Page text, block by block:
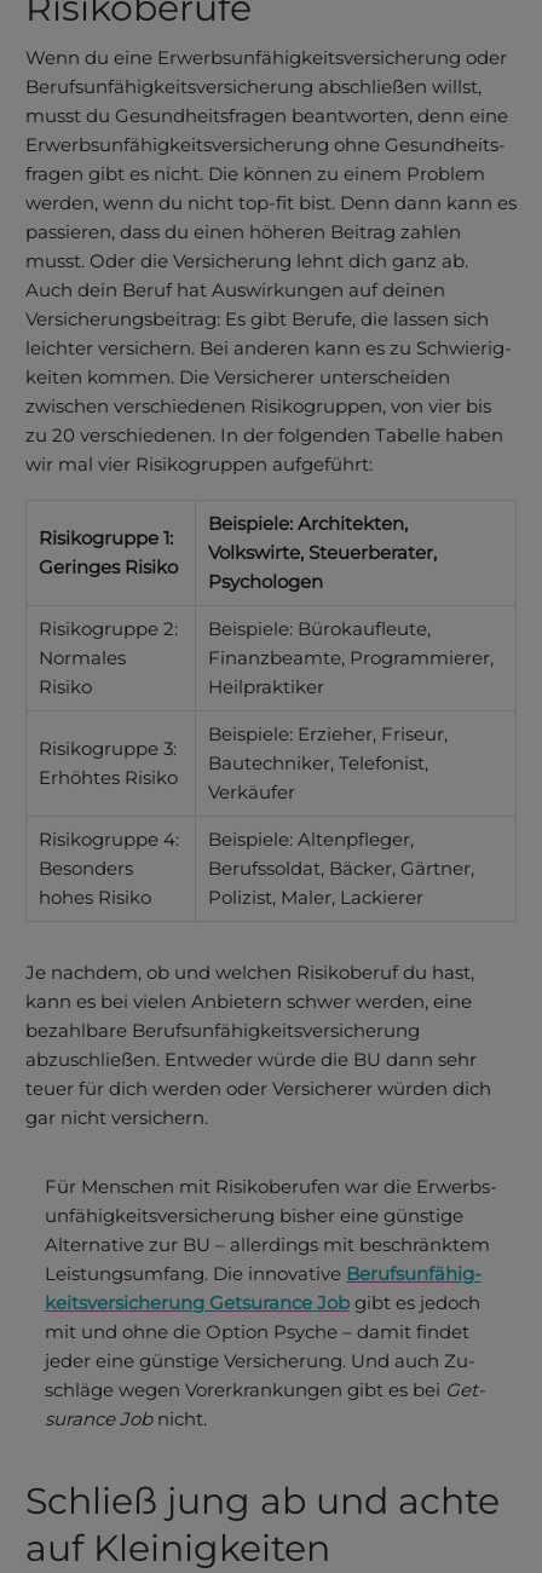
Wenn du eine Erwerbs­unfähig­keits­ver­siche­rung oder
Berufs­unfähigkeits­versicherung abschließen willst,
musst du Gesundheits­fragen beantworten, denn eine
Erwerbs­unfähig­keits­ver­siche­rung ohne Gesund­heits­
fragen gibt es nicht. Die können zu einem Problem
werden, wenn du nicht top-fit bist. Denn dann kann es
passieren, dass du einen höheren Beitrag zahlen
musst. Oder die Versicherung lehnt dich ganz ab.
Auch dein Beruf hat Auswirkungen auf deinen
Versicherungsbeitrag: Es gibt Berufe, die lassen sich
leichter versichern. Bei anderen kann es zu Schwierig­
keiten kommen. Die Versicherer unterscheiden
zwischen verschiedenen Risiko­gruppen, von vier bis
zu 20 verschiedenen. In der folgenden Tabelle haben
wir mal vier Risiko­gruppen aufgeführt:
Risikogruppe 1:
Geringes Risiko
Beispiele: Architekten,
Volkswirte, Steuerberater,
Psychologen
Risikogruppe 2:
Normales
Risiko
Beispiele: Bürokaufleute,
Finanzbeamte, Programmierer,
Heilpraktiker
Risikogruppe 3:
Erhöhtes Risiko
Beispiele: Erzieher, Friseur,
Bautechniker, Telefonist,
Verkäufer
Risikogruppe 4:
Besonders
hohes Risiko
Beispiele: Altenpfleger,
Berufssoldat, Bäcker, Gärtner,
Polizist, Maler, Lackierer
Je nachdem, ob und welchen Risikoberuf du hast,
kann es bei vielen Anbietern schwer werden, eine
bezahl­bare Berufs­unfähigkeits­versicherung
abzuschließen. Entweder würde die BU dann sehr
teuer für dich werden oder Versicherer würden dich
gar nicht versichern.
Für Men­schen mit Risiko­berufen war die Erwerbs­
unfähig­keits­ver­siche­rung bisher eine günstige
Alter­native zur BU – allerdings mit be­schrän­ktem
Leistungs­umfang. Die inno­vative Berufs­unfähig­
keits­ver­siche­rung Get­surance Job gibt es jedoch
mit und ohne die Option Psyche – damit findet
jeder eine gün­stige Ver­siche­rung. Und auch Zu­
schläge wegen Vorer­kran­kungen gibt es bei Get­
surance Jobnicht.
Schließ jung ab und achte
auf Kleinigkeiten